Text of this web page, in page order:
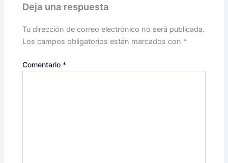
Deja una respuesta
Tu dirección de correo electrónico no será publicada.
Los campos obligatorios están marcados con *
Comentario *